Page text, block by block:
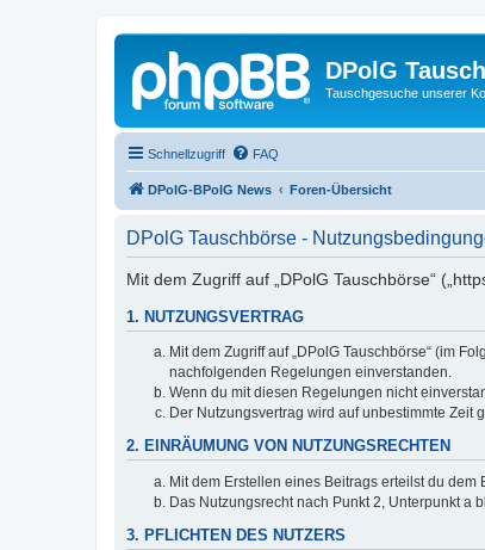
DPolG
Tauschgesuche unserer
Schnellzugriff FAQ
DPolG-BPolG News Foren-Übersicht
DPolG Tauschbörse -
Mit dem Zugriff auf „DPolG Tauschbörse“
1. NUTZUNGSVERTRAG
Mit dem Zugriff auf „DPolG Tauschbörse“ (im
nachfolgenden Regelungen einverstanden.
Wenn du mit diesen Regelungen nicht
Der Nutzungsvertrag wird auf unbestimmte
2. EINRÄUMUNG VON NUTZUNGSRECHTEN
Mit dem Erstellen eines Beitrags erteilst du
Das Nutzungsrecht nach Punkt 2, Unterpunkt a
3. PFLICHTEN DES NUTZERS